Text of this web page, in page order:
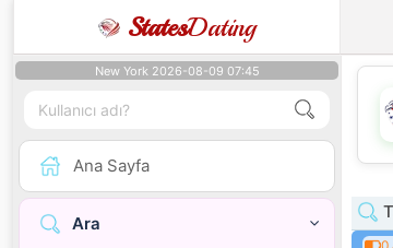
StatesDating
New York 2026-08-09 07:45
Ana Sayfa
Ara